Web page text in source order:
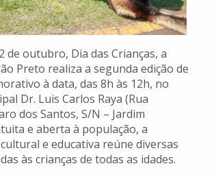
de outubro, Dia das Crianças, a
Preto realiza a segunda edição de
à data, das 8h às 12h, no
Dr. Luis Carlos Raya (Rua
dos Santos, S/N – Jardim
e aberta à população, a
e educativa reúne diversas
às crianças de todas as idades.